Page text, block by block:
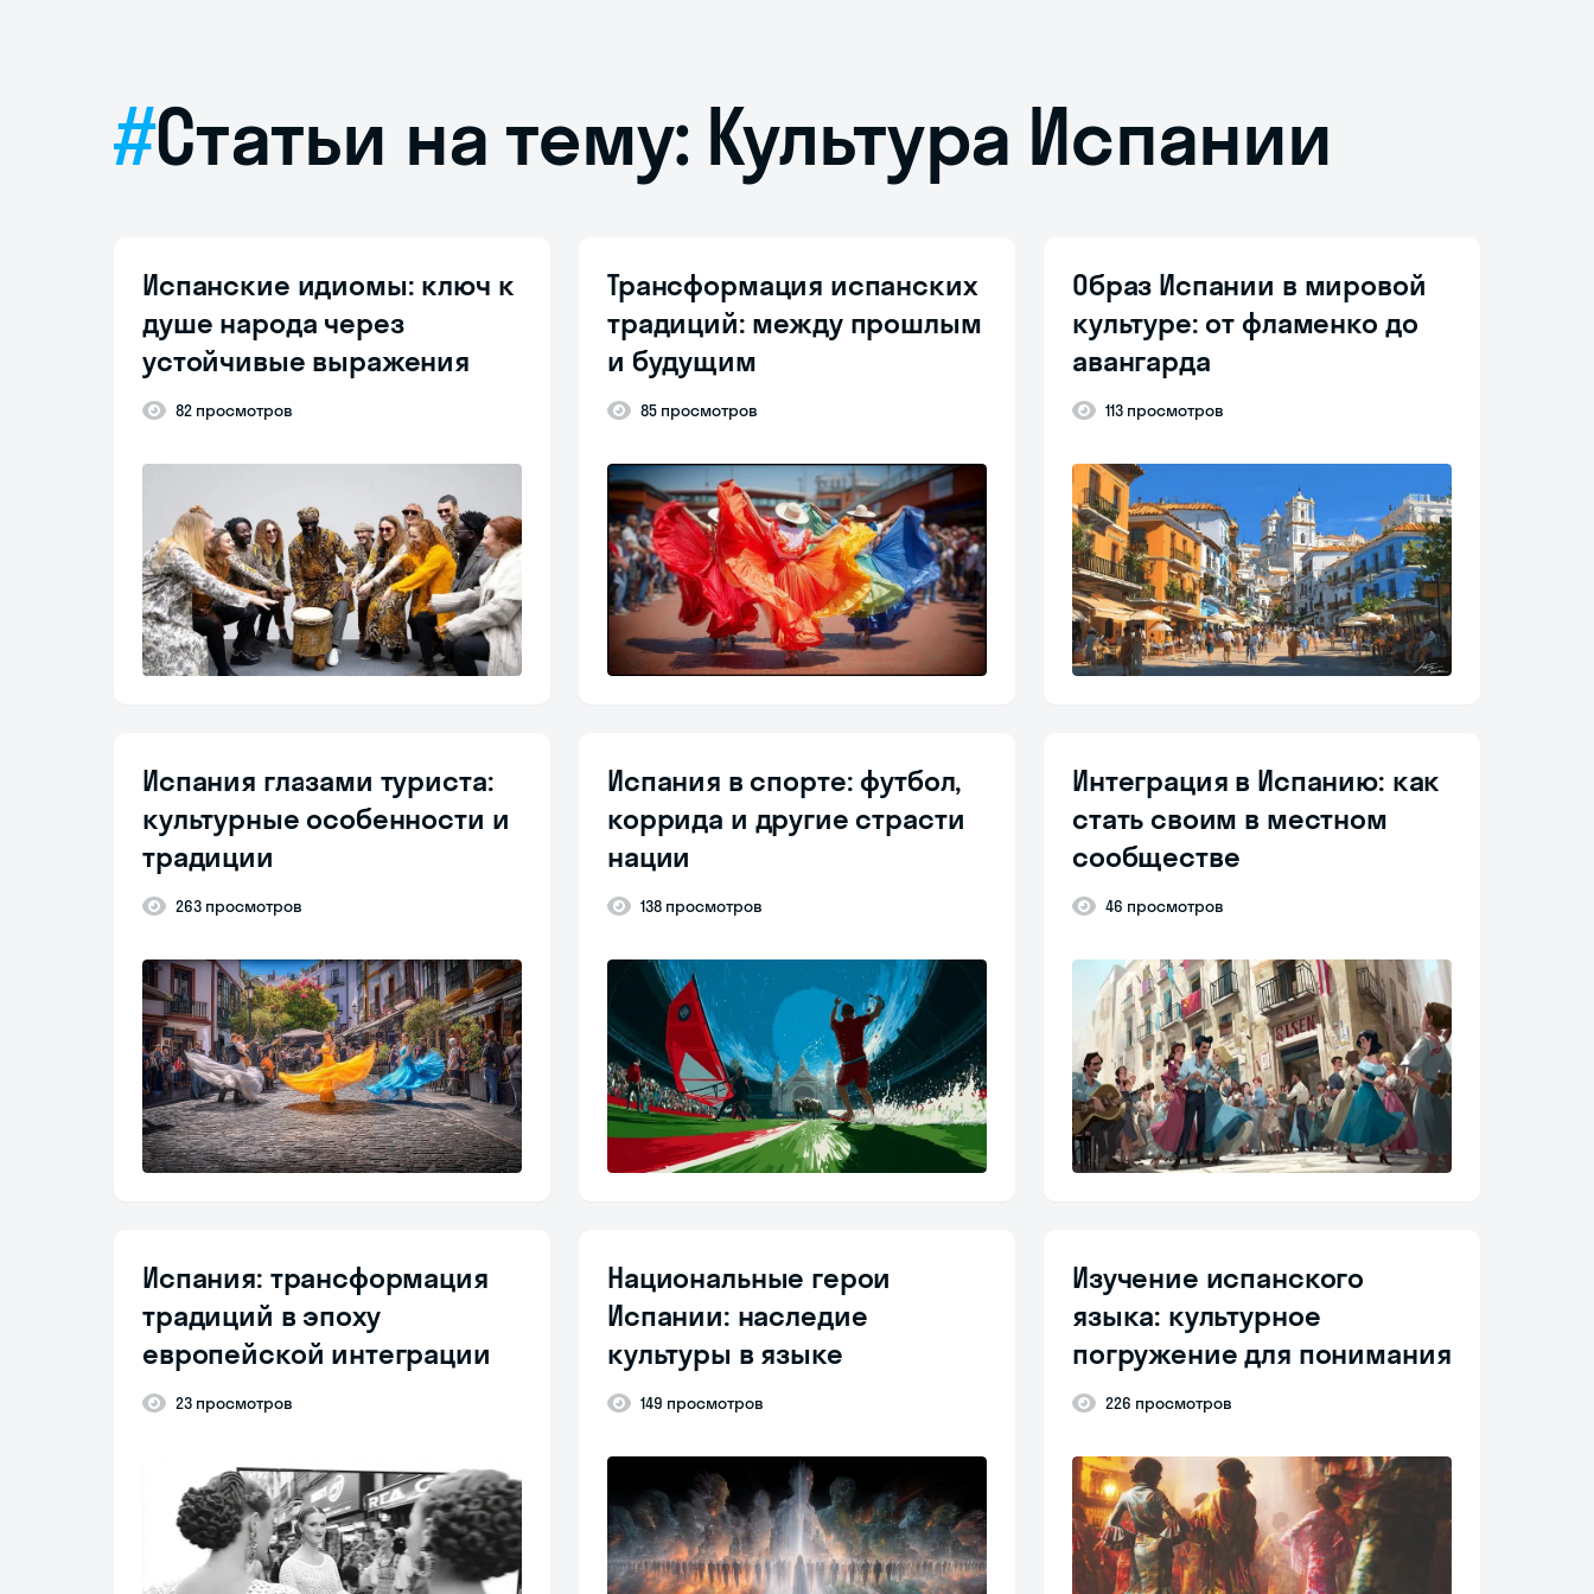
Статьи на тему: Культура Испании
Испанские идиомы: ключ к
душе народа через
устойчивые выражения
82 просмотров
Испания глазами туриста:
культурные особенности и
традиции
263 просмотров
Испания: трансформация
традиций в эпоху
европейской интеграции
23 просмотров
Трансформация испанских
традиций: между прошлым
и будущим
85 просмотров
Испания в спорте: футбол,
коррида и другие страсти
нации
138 просмотров
Национальные герои
Испании: наследие
культуры в языке
149 просмотров
Образ Испании в мировой
культуре: от фламенко до
авангарда
113 просмотров
Интеграция в Испанию: как
стать своим в местном
сообществе
46 просмотров
Изучение испанского
языка: культурное
погружение для понимания
226 просмотров